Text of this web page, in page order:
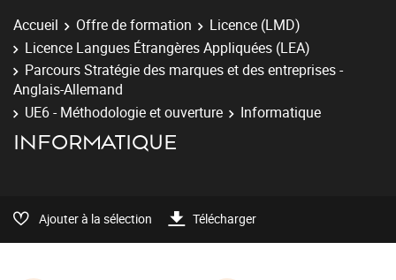
Accueil Offre de formation
Licence (LMD)
Licence Langues Étrangères Appliquées (LEA)
Parcours Stratégie des marques et des entreprises -
Anglais-Allemand
UE6 - Méthodologie et ouverture
Informatique
INFORMATIQUE
Ajouter à la sélection Télécharger